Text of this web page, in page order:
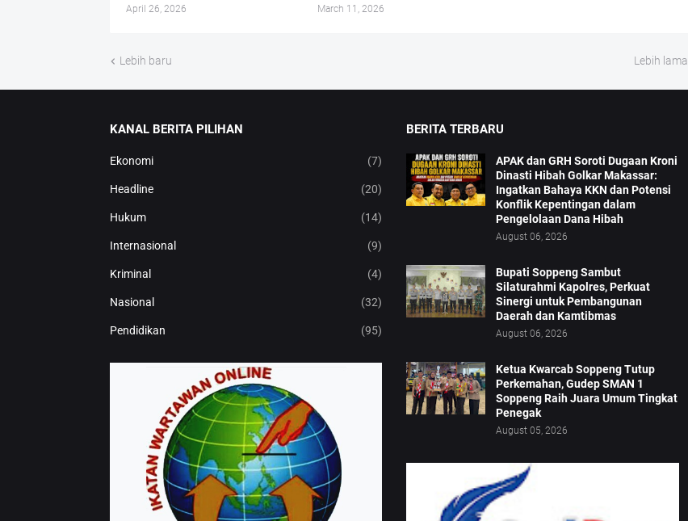
April 26, 2026 March 11, 2026
Lebih baru Lebih lama
KANAL BERITA PILIHAN
Ekonomi (7)
Headline (20)
Hukum (14)
Internasional (9)
Kriminal (4)
Nasional (32)
Pendidikan (95)
BERITA TERBARU
APAK dan GRH Soroti Dugaan Kroni
Dinasti Hibah Golkar Makassar:
Ingatkan Bahaya KKN dan Potensi
Konflik Kepentingan dalam
Pengelolaan Dana Hibah
August 06, 2026
Bupati Soppeng Sambut
Silaturahmi Kapolres, Perkuat
Sinergi untuk Pembangunan
Daerah dan Kamtibmas
August 06, 2026
Ketua Kwarcab Soppeng Tutup
Perkemahan, Gudep SMAN 1
Soppeng Raih Juara Umum Tingkat
Penegak
August 05, 2026